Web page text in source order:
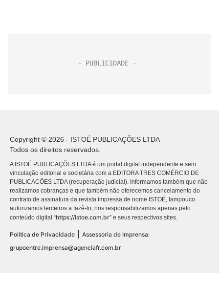
Copyright © 2026 - ISTOÉ PUBLICAÇÕES LTDA
Todos os direitos reservados.
A ISTOÉ PUBLICAÇÕES LTDA é um portal digital independente e sem
vinculação editorial e societária com a EDITORA TRES COMÉRCIO DE
PUBLICACÕES LTDA (recuperação judicial). Informamos também que não
realizamos cobranças e que também não oferecemos cancelamento do
contrato de assinatura da revista impressa de nome ISTOÉ, tampouco
autorizamos terceiros a fazê-lo, nos responsabilizamos apenas pelo
conteúdo digital “https://istoe.com.br” e seus respectivos sites.
Política de Privacidade
Assessoria de Imprensa:
grupoentre.imprensa@agenciafr.com.br